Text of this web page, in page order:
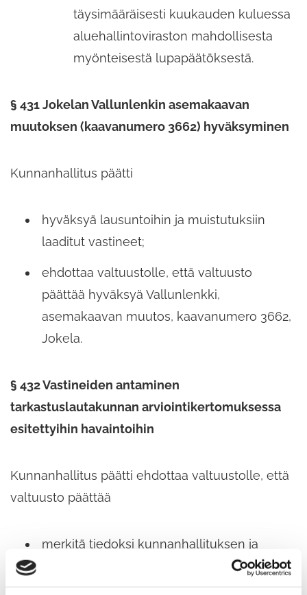
täysimääräisesti kuukauden kuluessa
aluehallintoviraston mahdollisesta
myönteisestä lupapäätöksestä.
§ 431 Jokelan Vallunlenkin asemakaavan
muutoksen (kaavanumero 3662) hyväksyminen
Kunnanhallitus päätti
hyväksyä lausuntoihin ja muistutuksiin
laaditut vastineet;
ehdottaa valtuustolle,​ että valtuusto
päättää hyväksyä Vallunlenkki,​
asemakaavan muutos,​ kaavanumero 3662,​
Jokela.
§ 432 Vastineiden antaminen
tarkastuslautakunnan arviointikertomuksessa
esitettyihin havaintoihin
Kunnanhallitus päätti ehdottaa valtuustolle,​ että
valtuusto päättää
merkitä tiedoksi kunnanhallituksen ja